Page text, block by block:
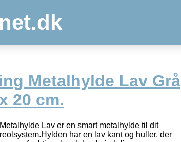
Metalhylde Lav Grå
20 cm.
Lav er en smart metalhylde til dit
har en lav kant og huller, der